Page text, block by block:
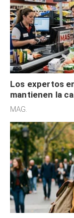
Los expertos
mantienen la
cognitiva,
MAG.